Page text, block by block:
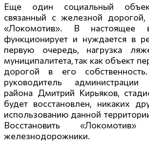
Еще один социальный
связанный с железной
«Локомотив». В
функционирует и нуждается в
первую очередь, нагрузка
муниципалитета, так как объект
дорогой в его
руководитель администрации
района Дмитрий Кирьяков,
будет восстановлен, никаких
использованию данной
Восстановить
железнодорожники.